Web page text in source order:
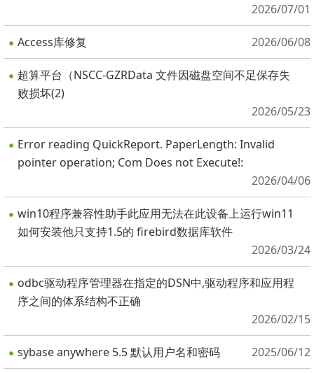
2026/07/01
Access库修复 2026/06/08
超算平台（NSCC-GZRData 文件因磁盘空间不足保存失
败损坏(2)
2026/05/23
Error reading QuickReport. PaperLength: Invalid
pointer operation; Com Does not Execute!:
2026/04/06
win10程序兼容性助手此应用无法在此设备上运行win11
如何安装他只支持1.5的 firebird数据库软件
2026/03/24
odbc驱动程序管理器在指定的DSN中,驱动程序和应用程
序之间的体系结构不正确
2026/02/15
sybase anywhere 5.5 默认用户名和密码 2025/06/12